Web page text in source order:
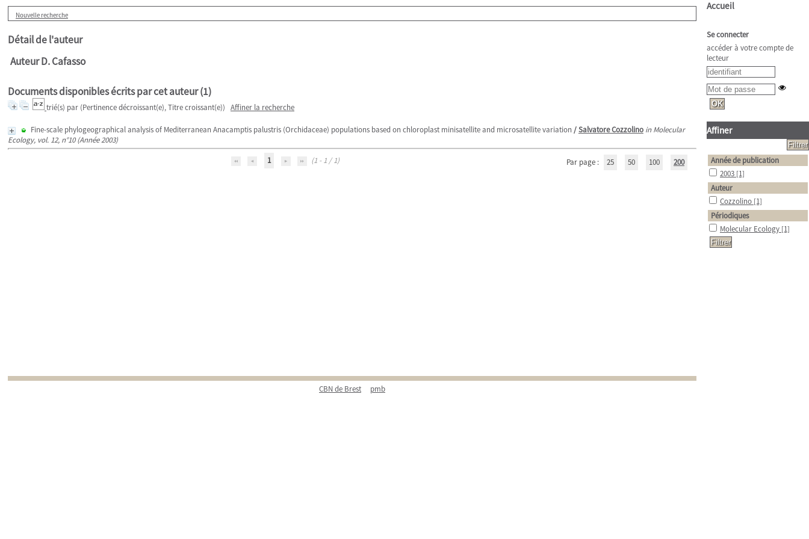
Nouvelle recherche
Détail de l'auteur
Auteur D. Cafasso
Documents disponibles écrits par cet auteur (1)
trié(s) par (Pertinence décroissant(e), Titre croissant(e)) Affiner la recherche
Fine-scale phylogeographical analysis of Mediterranean Anacamptis palustris (Orchidaceae) populations based on chloroplast minisatellite and microsatellite variation /Salvatore Cozzolino in Molecular
Ecology, vol. 12, n°10 (Année 2003)
1
(1 - 1 / 1) Par page : 25 50 100 200
CBN de Brest pmb
Accueil
Se connecter
accéder à votre compte de
lecteur
Affiner
Année de publication
2003 [1]
Auteur
Cozzolino [1]
Périodiques
Molecular Ecology [1]